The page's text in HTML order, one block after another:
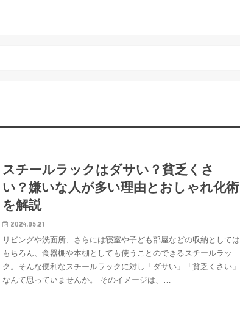
スチールラックはダサい？貧乏くさ
い？嫌いな人が多い理由とおしゃれ化術
を解説
2024.05.21
リビングや洗面所、さらには寝室や子ども部屋などの収納としては
もちろん、食器棚や本棚としても使うことのできるスチールラッ
ク。そんな便利なスチールラックに対し「ダサい」「貧乏くさい」
なんて思っていませんか。 そのイメージは、…